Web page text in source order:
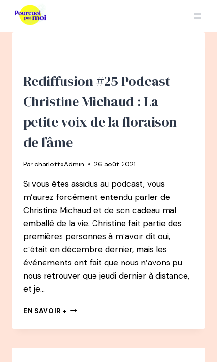
contenu
Rediffusion #25 Podcast –
Christine Michaud : La
petite voix de la floraison
de l’âme
ParcharlotteAdmin 26 août 2021
Si vous êtes assidus au podcast, vous
m’aurez forcément entendu parler de
Christine Michaud et de son cadeau mal
emballé de la vie. Christine fait partie des
premières personnes à m’avoir dit oui,
c’était en décembre dernier, mais les
événements ont fait que nous n’avons pu
nous retrouver que jeudi dernier à distance,
et je…
EN SAVOIR + REDIFFUSION
PODCAST
CHRISTINE